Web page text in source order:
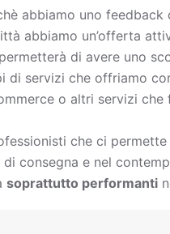
abbiamo uno
abbiamo un’offerta
di avere uno
di servizi che offriamo
o altri servizi che
che ci
consegna e nel
soprattutto performanti